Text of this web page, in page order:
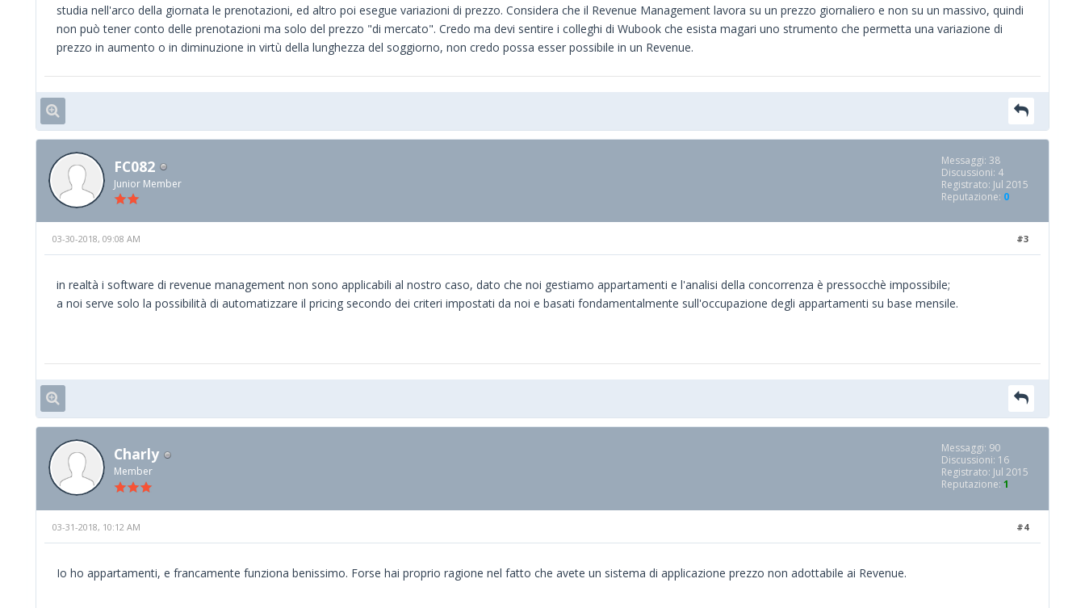
studia nell'arco della giornata le prenotazioni, ed altro poi esegue variazioni di prezzo. Considera che il Revenue Management lavora su un prezzo giornaliero e non su un massivo, quindi
non può tener conto delle prenotazioni ma solo del prezzo "di mercato". Credo ma devi sentire i colleghi di Wubook che esista magari uno strumento che permetta una variazione di
prezzo in aumento o in diminuzione in virtù della lunghezza del soggiorno, non credo possa esser possibile in un Revenue.
FC082
Junior Member
Messaggi: 38
Discussioni: 4
Registrato: Jul 2015
Reputazione: 0
#3
03-30-2018, 09:08 AM
in realtà i software di revenue management non sono applicabili al nostro caso, dato che noi gestiamo appartamenti e l'analisi della concorrenza è pressocchè impossibile;
a noi serve solo la possibilità di automatizzare il pricing secondo dei criteri impostati da noi e basati fondamentalmente sull'occupazione degli appartamenti su base mensile.
Charly
Member
Messaggi: 90
Discussioni: 16
Registrato: Jul 2015
Reputazione: 1
#4
03-31-2018, 10:12 AM
Io ho appartamenti, e francamente funziona benissimo. Forse hai proprio ragione nel fatto che avete un sistema di applicazione prezzo non adottabile ai Revenue.